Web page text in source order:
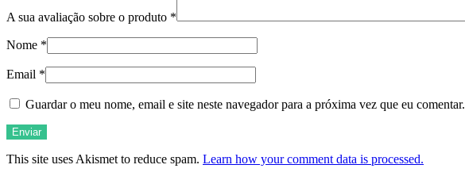
A sua avaliação sobre o produto *
Nome *
Email *
Guardar o meu nome, email e site neste navegador para a próxima vez que eu comentar.
This site uses Akismet to reduce spam. Learn how your comment data is processed.